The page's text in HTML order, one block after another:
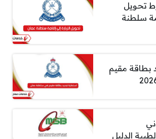
تحويل
سلطنة
بطاقة مقيم
الدليل